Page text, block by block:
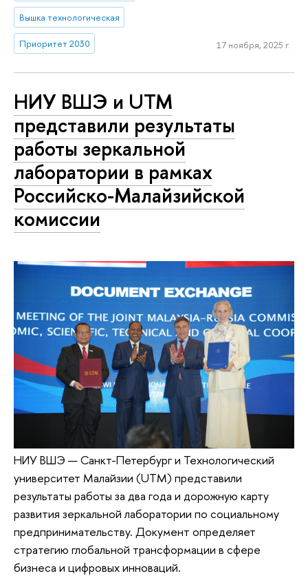
Вышка технологическая
Приоритет 2030 17 ноября, 2025 г.
НИУ ВШЭ и UTM
представили результаты
работы зеркальной
лаборатории в рамках
Российско-Малайзийской
комиссии
НИУ ВШЭ — Санкт-Петербург и Технологический
университет Малайзии (UTM) представили
результаты работы за два года и дорожную карту
развития зеркальной лаборатории по социальному
предпринимательству. Документ определяет
стратегию глобальной трансформации в сфере
бизнеса и цифровых инноваций.